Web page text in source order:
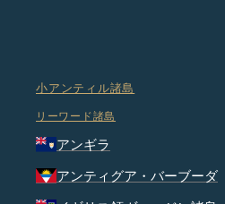
小アンティル諸島
リーワード諸島
アンギラ
アンティグア・バーブーダ